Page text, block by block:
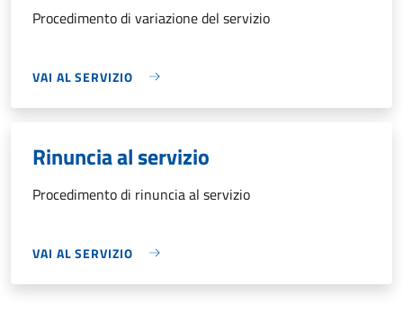
Procedimento di variazione del servizio
VAI AL SERVIZIO
Rinuncia al servizio
Procedimento di rinuncia al servizio
VAI AL SERVIZIO